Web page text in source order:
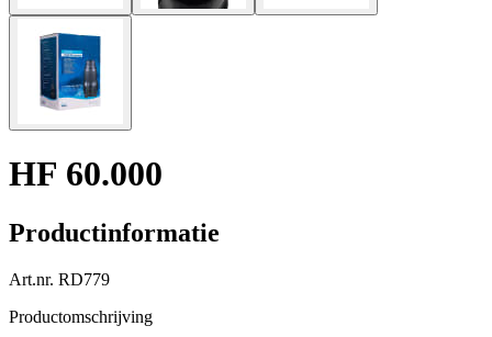
HF 60.000
Productinformatie
Art.nr. RD779
Productomschrijving